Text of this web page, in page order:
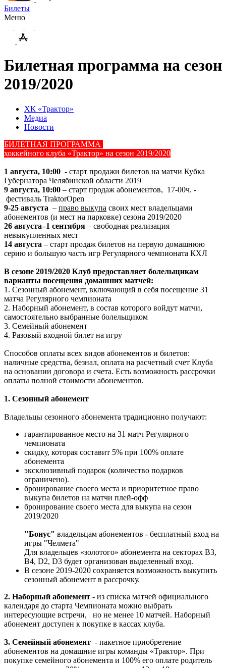
Билеты
Меню
Билетная программа на сезон
2019/2020
ХК «Трактор»
Медиа
Новости
БИЛЕТНАЯ ПРОГРАММА
хоккейного клуба «Трактор» на сезон 2019/2020
1 августа, 10:00 - старт продажи билетов на матчи Кубка
Губернатора Челябинской области 2019
9 августа, 10:00 – старт продаж абонементов, 17-00ч. -
фестиваль TraktorOpen
9-25 августа – право выкупа своих мест владельцами
абонементов (и мест на парковке) сезона 2019/2020
26 августа–1 сентября – свободная реализация
невыкупленных мест
14 августа – старт продаж билетов на первую домашнюю
серию и большую часть игр Регулярного чемпионата КХЛ
В сезоне 2019/2020 Клуб предоставляет болельщикам
варианты посещения домашних матчей:
1. Сезонный абонемент, включающий в себя посещение 31
матча Регулярного чемпионата
2. Наборный абонемент, в состав которого войдут матчи,
самостоятельно выбранные болельщиком
3. Семейный абонемент
4. Разовый входной билет на игру
Способов оплаты всех видов абонементов и билетов:
наличные средства, безнал, оплата на расчетный счет Клуба
на основании договора и счета. Есть возможность рассрочки
оплаты полной стоимости абонементов.
1. Сезонный абонемент
Владельцы сезонного абонемента традиционно получают:
гарантированное место на 31 матч Регулярного
чемпионата
скидку, которая составит 5% при 100% оплате
абонемента
эксклюзивный подарок (количество подарков
ограничено).
бронирование своего места и приоритетное право
выкупа билетов на матчи плей-офф
бронирование своего места для выкупа на сезон
2019/2020
"Бонус" владельцам абонементов - бесплатный вход на
игры "Челмета"
Для владельцев «золотого» абонемента на секторах В3,
В4, D2, D3 будет организован выделенный вход.
В сезоне 2019-2020 сохраняется возможность выкупить
сезонный абонемент в рассрочку.
2. Наборный абонемент - из списка матчей официального
календаря до старта Чемпионата можно выбрать
интересующие встречи, но не менее 10 матчей. Наборный
абонемент доступен к покупке в кассах клуба.
3. Семейный абонемент - пакетное приобретение
абонементов на домашние игры команды «Трактор». При
покупке семейного абонемента и 100% его оплате родитель